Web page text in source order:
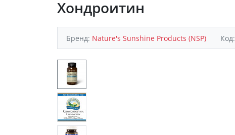
Хондроитин
Бренд: Nature's Sunshine Products (NSP) Код: